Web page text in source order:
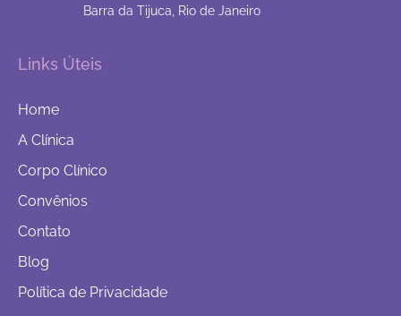
Barra da Tijuca, Rio de Janeiro
Links Úteis
Home
A Clínica
Corpo Clínico
Convênios
Contato
Blog
Política de Privacidade